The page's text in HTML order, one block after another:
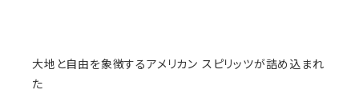
大地と自由を象徴するアメリカン スピリッツが詰め込まれ
た